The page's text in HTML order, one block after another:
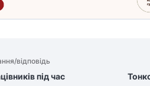
відповідь
під час